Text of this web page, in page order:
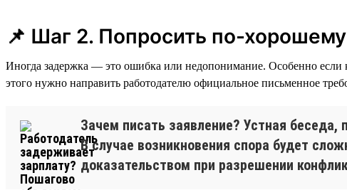
📌 Шаг 2. Попросить по-
Иногда задержка — это ошибка или недопонимание. Особенно если
этого нужно направить работодателю официальное письменное
Зачем писать заявление? Устная
В случае возникновения спора будет
доказательством при разрешении